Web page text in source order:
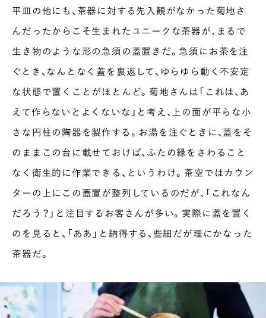
平皿の他にも、茶器に対する先入観がなかった菊地さ
んだったからこそ生まれたユニークな茶器が、まるで
生き物のような形の急須の蓋置きだ。急須にお茶を注
ぐとき、なんとなく蓋を裏返して、ゆらゆら動く不安定
な状態で置くことがほとんど。菊地さんは「これは、あ
えて作らないとよくないな」と考え、上の面が平らな小
さな円柱の陶器を製作する。お湯を注ぐときに、蓋をそ
のままこの台に載せておけば、ふたの縁をさわること
なく衛生的に作業できる、というわけ。茶空ではカウン
ターの上にこの蓋置が整列しているのだが、「これなん
だろう？」と注目するお客さんが多い。実際に蓋を置く
のを見ると、「ああ」と納得する、些細だが理にかなった
茶器だ。